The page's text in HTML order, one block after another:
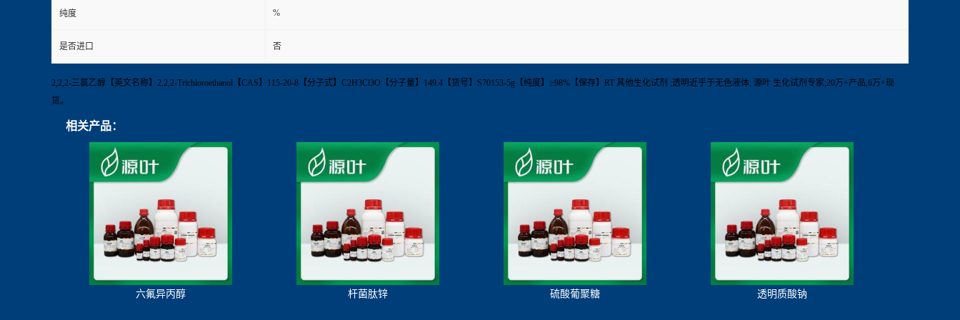
纯度 %
是否进口 否
2,2,2-三氯乙醇【英文名称】2,2,2-Trichloroethanol【CAS】115-20-8【分子式】C2H3Cl3O【分子量】149.4【货号】S70153-5g【纯度】≥98%【保存】RT 其他生化试剂 ;透明近乎于无色液体; 源叶 生化试剂专家;20万+产品,6万+现
货。
相关产品：
六氟异丙醇 杆菌肽锌 硫酸葡聚糖 透明质酸钠